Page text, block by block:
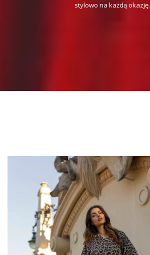
stylowo na każdą okazję.